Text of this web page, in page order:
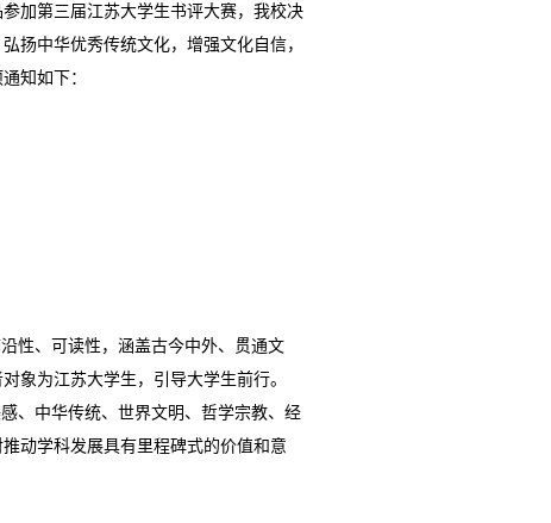
加第三届江苏大学生书评大赛，我校决
扬中华优秀传统文化，增强文化自信，
知如下：
性、可读性，涵盖古今中外、贯通文
象为江苏大学生，引导大学生前行。
、中华传统、世界文明、哲学宗教、经
动学科发展具有里程碑式的价值和意